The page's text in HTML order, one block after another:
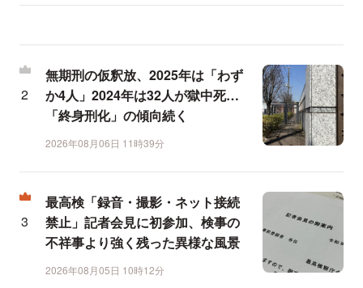
無期刑の仮釈放、2025年は「わず
か4人」2024年は32人が獄中死…
「終身刑化」の傾向続く
2026年08月06日 11時39分
最高検「録音・撮影・ネット接続
禁止」記者会見に初参加、検事の
不祥事より強く残った異様な風景
2026年08月05日 10時12分